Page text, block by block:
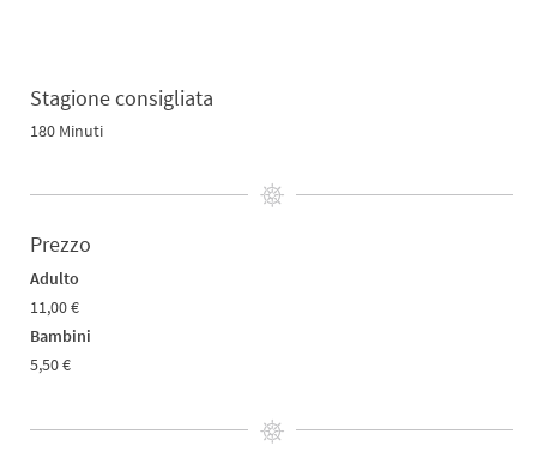
Stagione consigliata
180 Minuti
Prezzo
Adulto
11,00 €
Bambini
5,50 €